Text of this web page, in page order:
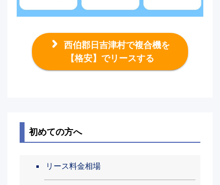
西伯郡日吉津村で複合機を
【格安】でリースする
初めての方へ
リース料金相場